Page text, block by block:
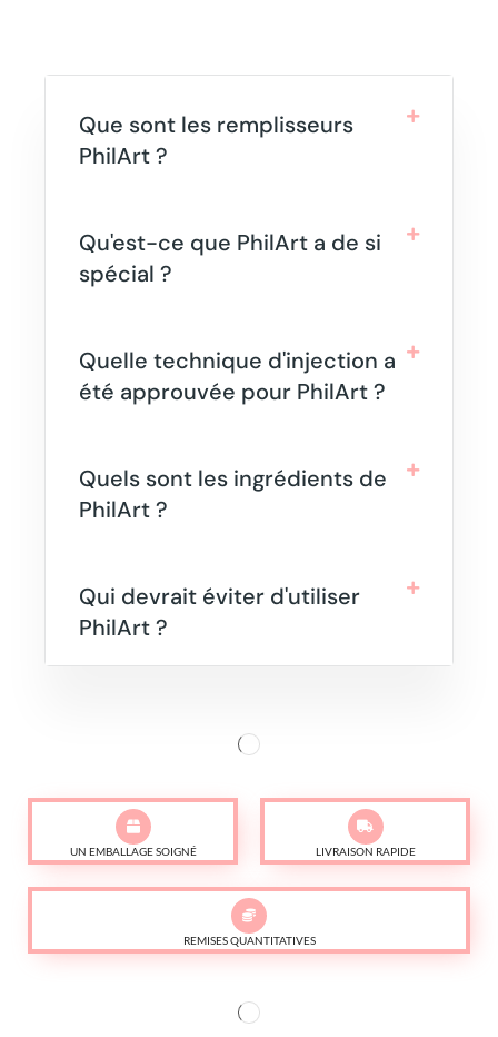
Que sont les remplisseurs
PhilArt ?
Qu'est-ce que PhilArt a de si
spécial ?
Quelle technique d'injection a
été approuvée pour PhilArt ?
Quels sont les ingrédients de
PhilArt ?
Qui devrait éviter d'utiliser
PhilArt ?
UN EMBALLAGE SOIGNÉ LIVRAISON RAPIDE
REMISES QUANTITATIVES